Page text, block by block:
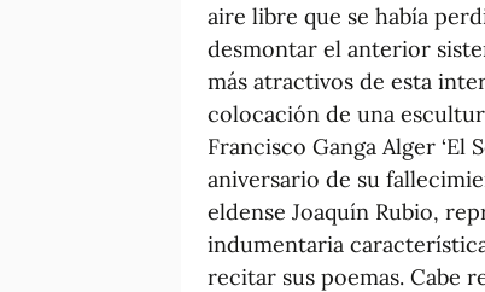
aire libre que se había
desmontar el anterior
más atractivos de esta
colocación de una
Francisco Ganga Alger ‘El
aniversario de su
eldense Joaquín Rubio,
indumentaria
recitar sus poemas. Cabe